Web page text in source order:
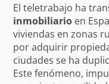
El teletrabajo ha
inmobiliario en
viviendas en zonas
por adquirir
ciudades se ha
Este fenómeno,